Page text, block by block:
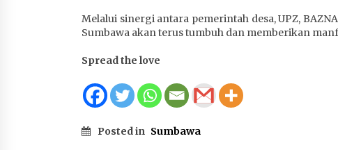
Melalui sinergi antara pemerintah desa, UPZ,
Sumbawa akan terus tumbuh dan memberikan
Spread the love
Posted in Sumbawa